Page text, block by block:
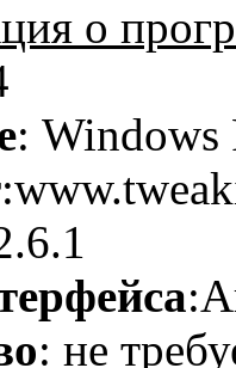
о
:
: не